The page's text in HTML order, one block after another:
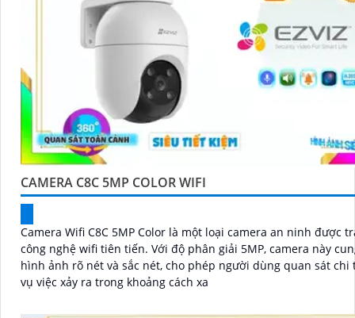
CAMERA C8C 5MP COLOR WIFI
Camera Wifi C8C 5MP Color là một loại camera an ninh được
công nghệ wifi tiên tiến. Với độ phân giải 5MP, camera này cung cấp
hình ảnh rõ nét và sắc nét, cho phép người dùng quan sát chi
vụ việc xảy ra trong khoảng cách xa